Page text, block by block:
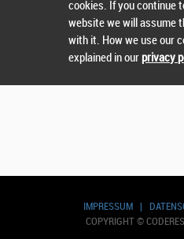
IMPRESSUM|
COPYRIGHT ©
cookies. If you continue
website we will assume
with it. How we use our
explained in ourprivacy